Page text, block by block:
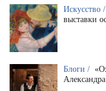
Искусство /
выставки
Блоги /